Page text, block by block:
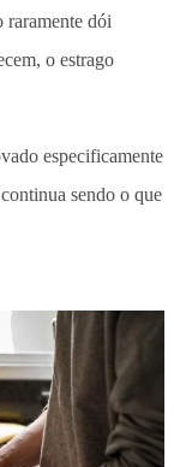
raramente dói
o estrago
especificamente
sendo o que